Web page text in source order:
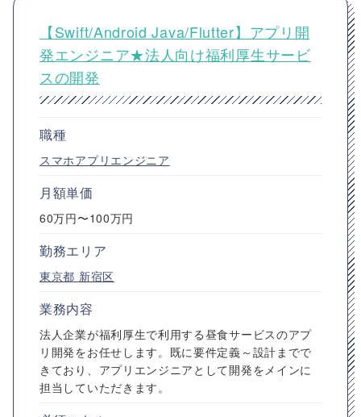
【Swift/Android Java/Flutter】アプリ開
発エンジニア★法人向け福利厚生サービ
スの開発
職種
スマホアプリエンジニア
月額単価
60万円〜100万円
勤務エリア
東京都 新宿区
業務内容
法人企業が福利厚生で利用する昼食サービスのアプ
リ開発をお任せします。既に要件定義～設計までで
きており、アプリエンジニアとして開発をメインに
担当していただきます。